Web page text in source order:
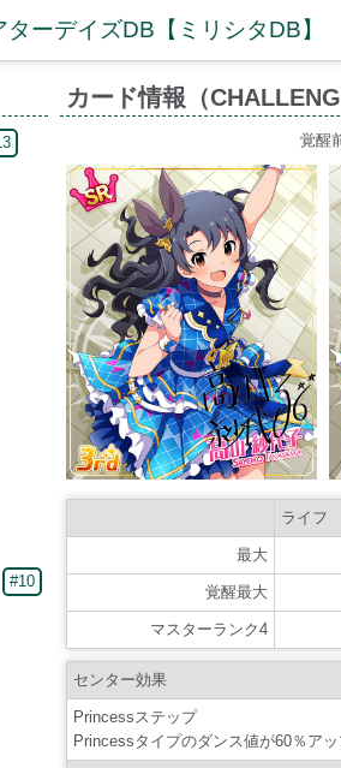
ーデイズDB【ミリシタDB】
#10
カード情報（
覚醒
ライフ
最大
覚醒最大
マスターランク4
センター効果
Princessステップ
Princessタイプのダンス値が60％ア